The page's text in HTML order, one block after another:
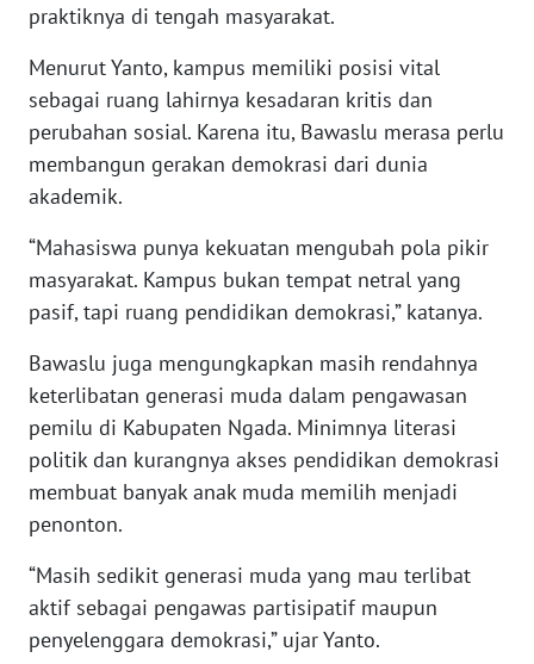
praktiknya di tengah masyarakat.
Menurut Yanto, kampus memiliki posisi vital
sebagai ruang lahirnya kesadaran kritis dan
perubahan sosial. Karena itu, Bawaslu merasa perlu
membangun gerakan demokrasi dari dunia
akademik.
“Mahasiswa punya kekuatan mengubah pola pikir
masyarakat. Kampus bukan tempat netral yang
pasif, tapi ruang pendidikan demokrasi,” katanya.
Bawaslu juga mengungkapkan masih rendahnya
keterlibatan generasi muda dalam pengawasan
pemilu di Kabupaten Ngada. Minimnya literasi
politik dan kurangnya akses pendidikan demokrasi
membuat banyak anak muda memilih menjadi
penonton.
“Masih sedikit generasi muda yang mau terlibat
aktif sebagai pengawas partisipatif maupun
penyelenggara demokrasi,” ujar Yanto.
WN
WN
LAMPUNG
WN
WN
NUSANTARA
WN
JOGJA
WN
JATIM
BALI
WN